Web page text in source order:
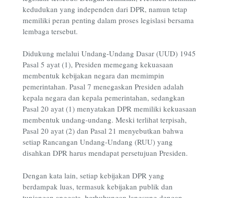
kedudukan yang independen dari DPR, namun tetap
memiliki peran penting dalam proses legislasi bersama
lembaga tersebut.
Didukung melalui Undang-Undang Dasar (UUD) 1945
Pasal 5 ayat (1), Presiden memegang kekuasaan
membentuk kebijakan negara dan memimpin
pemerintahan. Pasal 7 menegaskan Presiden adalah
kepala negara dan kepala pemerintahan, sedangkan
Pasal 20 ayat (1) menyatakan DPR memiliki kekuasaan
membentuk undang-undang. Meski terlihat terpisah,
Pasal 20 ayat (2) dan Pasal 21 menyebutkan bahwa
setiap Rancangan Undang-Undang (RUU) yang
disahkan DPR harus mendapat persetujuan Presiden.
Dengan kata lain, setiap kebijakan DPR yang
berdampak luas, termasuk kebijakan publik dan